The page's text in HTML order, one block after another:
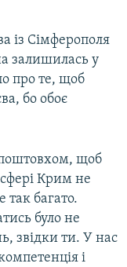
із Сімферополя
залишилась у
про те, щоб
бо обоє
поштовхом, щоб
Крим не
багато.
було не
звідки ти. У нас
і